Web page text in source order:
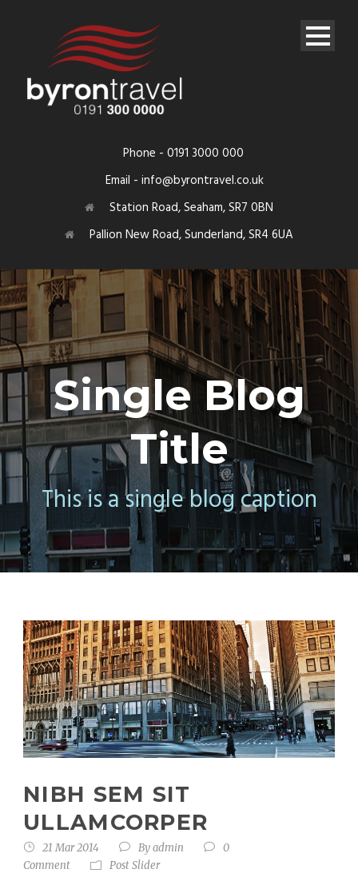
Phone - 0191 3000 000
Email - info@byrontravel.co.uk
Station Road, Seaham, SR7 0BN
Pallion New Road, Sunderland, SR4 6UA
Single Blog
Title
This is a single blog caption
NIBH SEM SIT
ULLAMCORPER
21 Mar 2014 Byadmin
0
Comment
Post Slider